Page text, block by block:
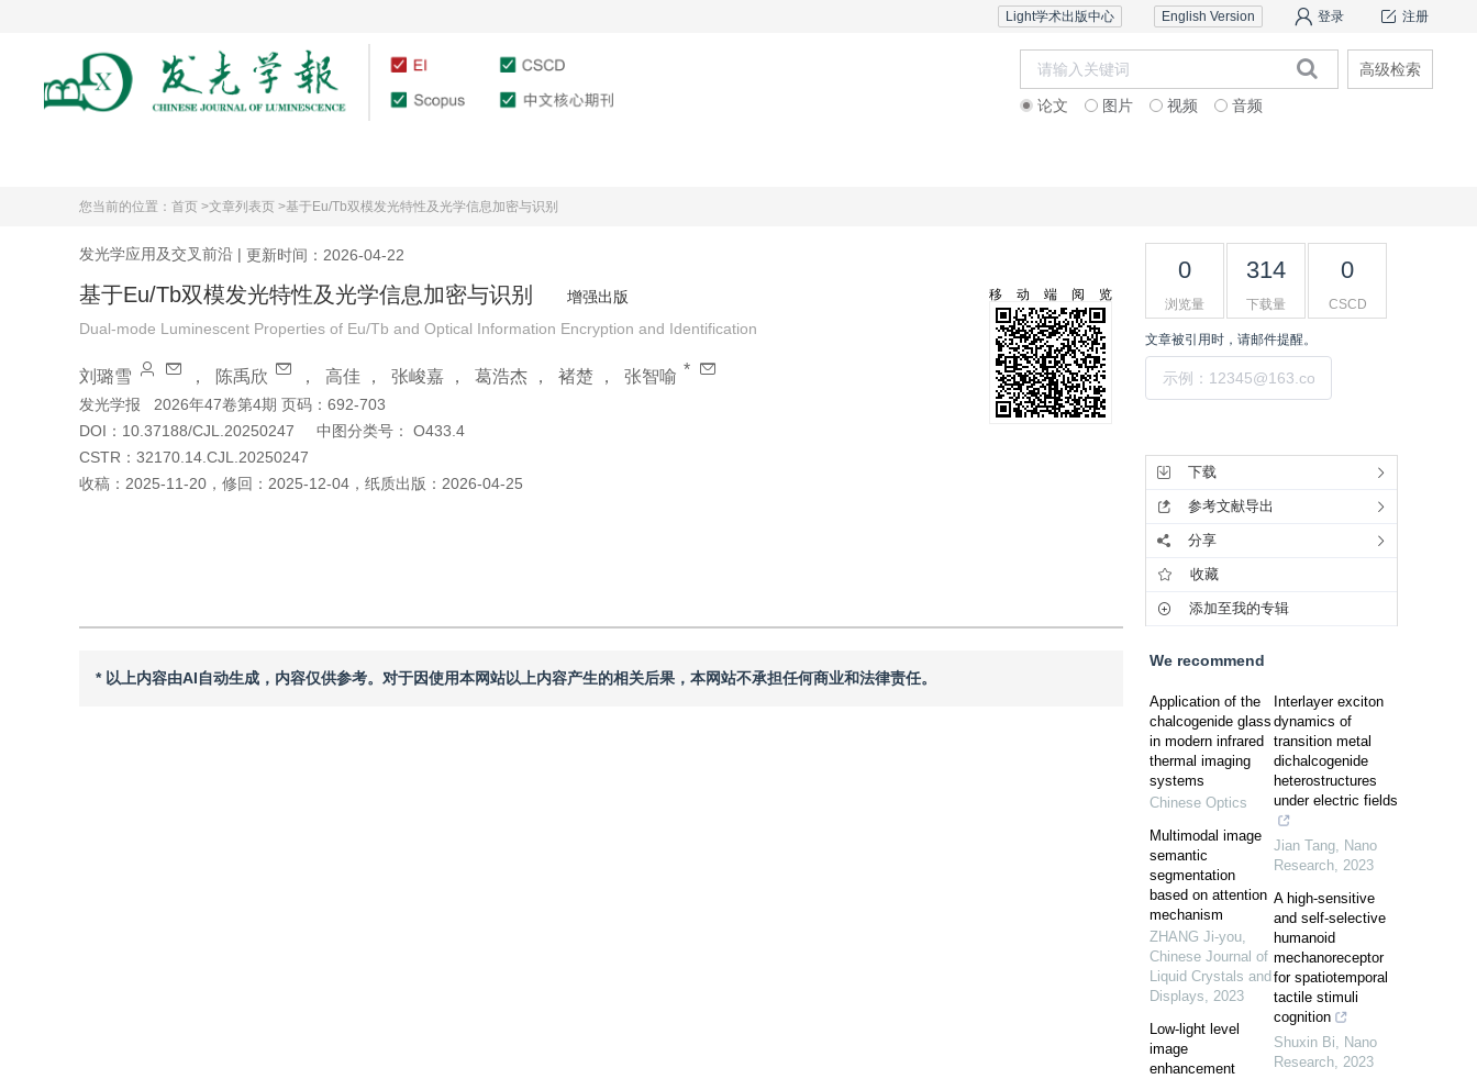
注册
登录
English Version
Light学术出版中心
论文 图片 视频 音频
高级检索
您当前的位置： 首页 >文章列表页 >基于Eu/Tb双模发光特性及光学信息加密与识别
发光学应用及交叉前沿 | 更新时间：2026-04-22
基于Eu/Tb双模发光特性及光学信息加密与识别
增强出版
Dual-mode Luminescent Properties of Eu/Tb and Optical Information Encryption and Identification
刘璐雪 ， 陈禹欣 ， 高佳 ， 张峻嘉 ， 葛浩杰 ， 褚楚 ， 张智喻 *
发光学报
2026年47卷第4期 页码：692-703
DOI： 10.37188/CJL.20250247 中图分类号：
O433.4
CSTR： 32170.14.CJL.20250247
收稿： 2025-11-20 ， 修回： 2025-12-04 ， 纸质出版： 2026-04-25
移动端阅览
* 以上内容由AI自动生成，内容仅供参考。对于因使用本网站以上内容产生的相关后果，本网站不承担任何商业和法律责任。
0
浏览量
314
下载量
0
CSCD
文章被引用时，请邮件提醒。
下载
参考文献导出
分享
收藏
添加至我的专辑
We recommend
Application of the
chalcogenide glass
in modern infrared
thermal imaging
systems
Chinese Optics
Multimodal image
semantic
segmentation
based on attention
mechanism
ZHANG Ji-you,
Chinese Journal of
Liquid Crystals and
Displays, 2023
Low-light level
image
enhancement
Interlayer exciton
dynamics of
transition metal
dichalcogenide
heterostructures
under electric fields
Jian Tang, Nano
Research, 2023
A high-sensitive
and self-selective
humanoid
mechanoreceptor
for spatiotemporal
tactile stimuli
cognition
Shuxin Bi, Nano
Research, 2023